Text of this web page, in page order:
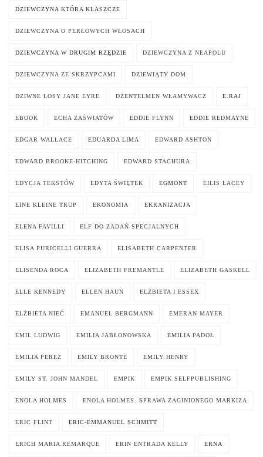
DZIEWCZYNA KTÓRA KLASZCZE
DZIEWCZYNA O PERŁOWYCH WŁOSACH
DZIEWCZYNA W DRUGIM RZĘDZIE DZIEWCZYNA Z NEAPOLU
DZIEWCZYNA ZE SKRZYPCAMI DZIEWIĄTY DOM
DZIWNE LOSY JANE EYRE DŻENTELMEN WŁAMYWACZ E.RAJ
EBOOK ECHA ZAŚWIATÓW EDDIE FLYNN EDDIE REDMAYNE
EDGAR WALLACE EDUARDA LIMA EDWARD ASHTON
EDWARD BROOKE-HITCHING EDWARD STACHURA
EDYCJA TEKSTÓW EDYTA ŚWIĘTEK EGMONT EILIS LACEY
EINE KLEINE TRUP EKONOMIA EKRANIZACJA
ELENA FAVILLI ELF DO ZADAŃ SPECJALNYCH
ELISA PURICELLI GUERRA ELISABETH CARPENTER
ELISENDA ROCA ELIZABETH FREMANTLE ELIZABETH GASKELL
ELLE KENNEDY ELLEN HAUN ELŻBIETA I ESSEX
ELŻBIETA NIEĆ EMANUEL BERGMANN EMERAN MAYER
EMIL LUDWIG EMILIA JABŁONOWSKA EMILIA PADOŁ
EMILIA PEREZ EMILY BRONTË EMILY HENRY
EMILY ST. JOHN MANDEL EMPIK EMPIK SELFPUBLISHING
ENOLA HOLMES ENOLA HOLMES. SPRAWA ZAGINIONEGO MARKIZA
ERIC FLINT ERIC-EMMANUEL SCHMITT
ERICH MARIA REMARQUE ERIN ENTRADA KELLY ERNA